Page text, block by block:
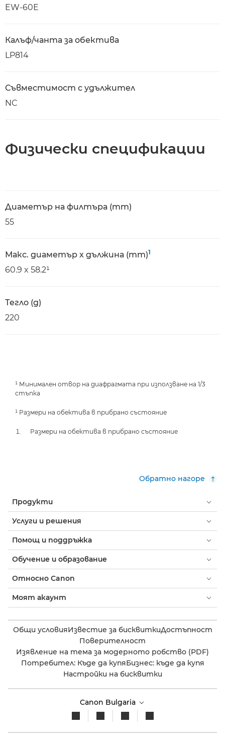
EW-60E
Калъф/чанта за обектива
LP814
Съвместимост с удължител
NC
Физически спецификации
Диаметър на филтъра (mm)
55
Макс. диаметър x дължина (mm)1
60.9 x 58.2¹
Тегло (g)
220
¹ Минимален отвор на диафрагмата при използване на 1/3
стъпка
¹ Размери на обектива в прибрано състояние
Размери на обектива в прибрано състояние
Обратно нагоре
Продукти
Услуги и решения
Помощ и поддръжка
Обучение и образование
Относно Canon
Моят акаунт
Общи условияИзвестие за бисквиткиДостъпност
Поверителност
Изявление на тема за модерното робство (PDF)
Потребител: Къде да купяБизнес: къде да купя
Настройки на бисквитки
Canon Bulgaria